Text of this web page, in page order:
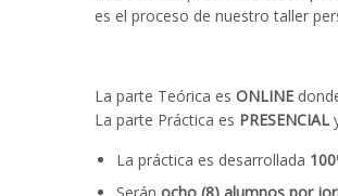
es el proceso de nuestro taller
La parte Teórica es ONLINE
La parte Práctica es PRESENCIAL
La práctica es desarrollada